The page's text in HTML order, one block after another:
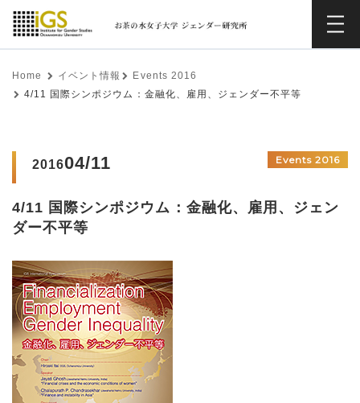
Home イベント情報
Events 2016
4/11 国際シンポジウム：金融化、雇用、ジェンダー不平等
201604/11 Events 2016
4/11 国際シンポジウム：金融化、雇用、ジェン
ダー不平等